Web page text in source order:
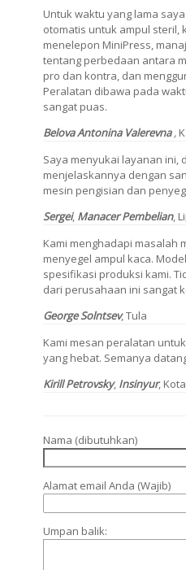
Untuk waktu yang lama
otomatis untuk ampul steril,
menelepon MiniPress,
tentang perbedaan antara
pro dan kontra, dan
Peralatan dibawa pada
sangat puas.
Belova Antonina Valerevna ,
Saya menyukai layanan ini,
menjelaskannya dengan
mesin pengisian dan
Sergei, Manacer Pembelian,
Kami menghadapi masalah
menyegel ampul kaca.
spesifikasi produksi kami.
dari perusahaan ini sangat
George Solntsev, Tula
Kami mesan peralatan
yang hebat. Semanya
Kirill Petrovsky, Insinyur,
Nama (dibutuhkan)
Alamat email Anda (Wajib)
Umpan balik: